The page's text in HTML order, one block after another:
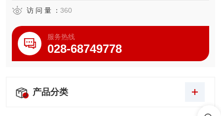
访 问 量 ： 360
服务热线
028-68749778
产品分类